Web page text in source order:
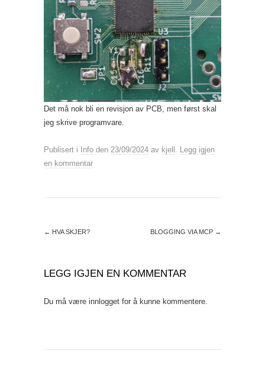
Det må nok bli en revisjon av PCB, men først skal
jeg skrive programvare.
Publisert i Info den 23/09/2024 av kjell . Legg igjen
en kommentar
← HVA SKJER? BLOGGING VIA MCP →
LEGG IGJEN EN KOMMENTAR
Du må være innlogget for å kunne kommentere.